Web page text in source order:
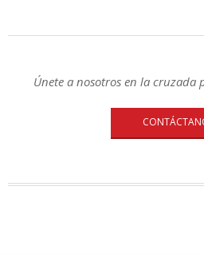
Únete a nosotros en la cruzada